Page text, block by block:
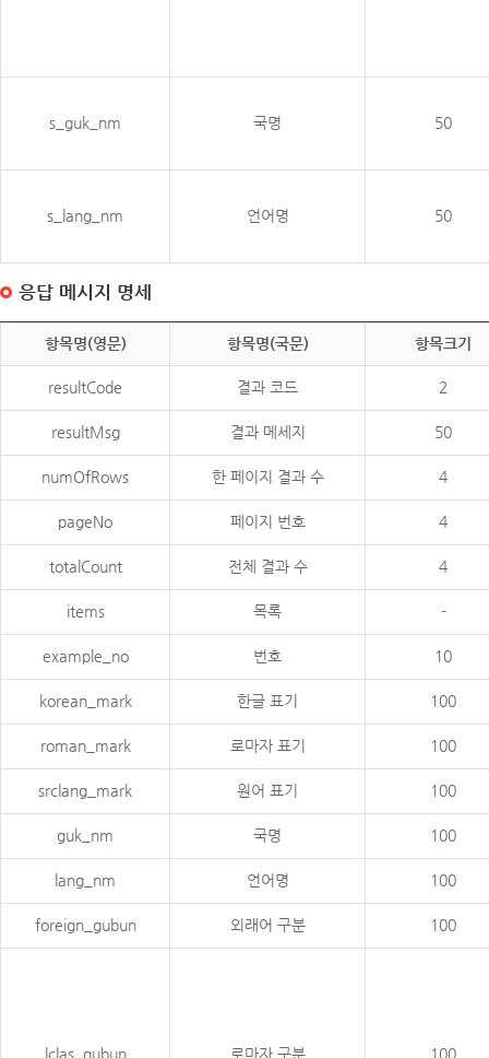
s_guk_nm 국명 50
s_lang_nm 언어명 50
응답 메시지 명세
항목명(영문) 항목명(국문) 항목크기
resultCode 결과 코드 2
resultMsg 결과 메세지 50
numOfRows 한 페이지 결과 수 4
pageNo 페이지 번호 4
totalCount 전체 결과 수 4
items 목록 -
example_no 번호 10
korean_mark 한글 표기 100
roman_mark 로마자 표기 100
srclang_mark 원어 표기 100
guk_nm 국명 100
lang_nm 언어명 100
foreign_gubun 외래어 구분 100
lclas_gubun 로마자 구분 100